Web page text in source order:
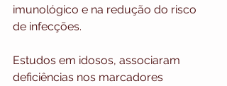
imunológico e na redução do risco
de infecções.
Estudos em idosos, associaram
deficiências nos marcadores